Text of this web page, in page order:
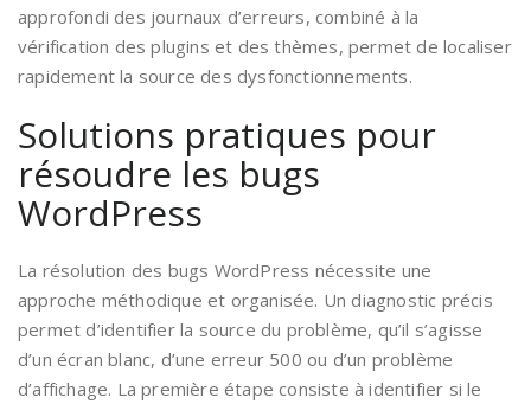
approfondi des journaux d’erreurs, combiné à la
vérification des plugins et des thèmes, permet de localiser
rapidement la source des dysfonctionnements.
Solutions pratiques pour
résoudre les bugs
WordPress
La résolution des bugs WordPress nécessite une
approche méthodique et organisée. Un diagnostic précis
permet d’identifier la source du problème, qu’il s’agisse
d’un écran blanc, d’une erreur 500 ou d’un problème
d’affichage. La première étape consiste à identifier si le